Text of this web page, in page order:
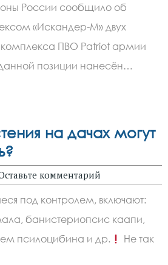
России сообщило об
«Искандер-М» двух
комплекса ПВО Patriot армии
позиции нанесён…
на дачах могут
комментарий
под контролем, включают:
банистериопсис каапи,
псилоцибина и др.
Не так